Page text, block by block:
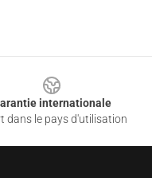
internationale
dans le pays d'utilisation